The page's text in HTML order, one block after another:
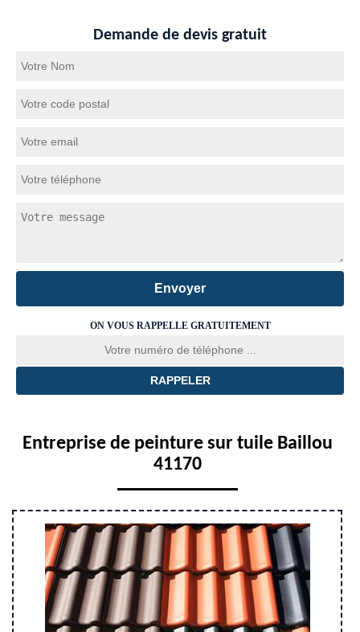
Demande de devis gratuit
ON VOUS RAPPELLE GRATUITEMENT
Entreprise de peinture sur tuile Baillou
41170